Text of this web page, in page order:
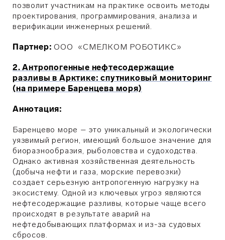
позволит участникам на практике освоить методы
проектирования, программирования, анализа и
верификации инженерных решений.
Партнер:ООО «СМЕЛКОМ РОБОТИКС»
2. Антропогенные нефтесодержащие
разливы в Арктике: спутниковый мониторинг
(на примере Баренцева моря)
Аннотация:
Баренцево море – это уникальный и экологически
уязвимый регион, имеющий большое значение для
биоразнообразия, рыболовства и судоходства.
Однако активная хозяйственная деятельность
(добыча нефти и газа, морские перевозки)
создает серьезную антропогенную нагрузку на
экосистему. Одной из ключевых угроз являются
нефтесодержащие разливы, которые чаще всего
происходят в результате аварий на
нефтедобывающих платформах и из-за судовых
сбросов.